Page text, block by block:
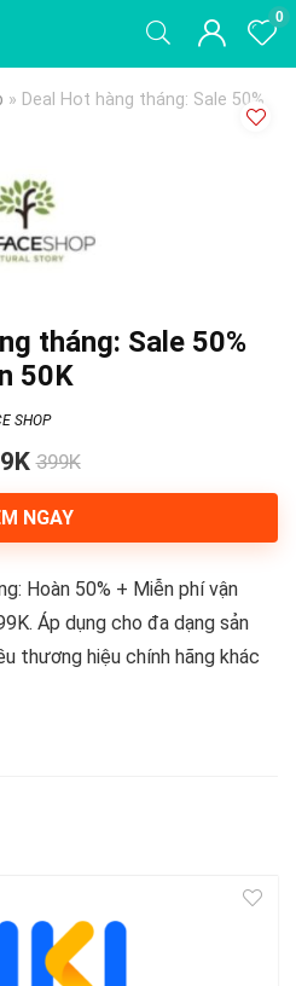
0
» Deal Hot hàng tháng: Sale 50%
tháng: Sale 50%
50K
SHOP
399K
NGAY
Hoàn 50% + Miễn phí vận
Áp dụng cho đa dạng sản
thương hiệu chính hãng khác